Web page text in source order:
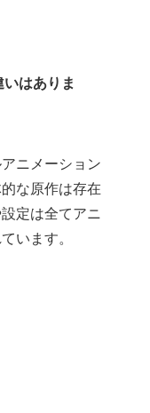
いはありま
ニメーション
な原作は存在
定は全てアニ
います。